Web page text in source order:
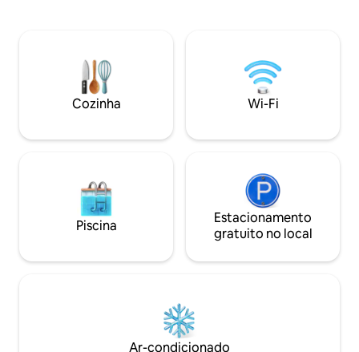
gratuito em
famílias, casais
da agitação da
noite. Reserve
Cozinha Wi-Fi
Piscina
Estacionamento
gratuito no local
Ar-condicionado